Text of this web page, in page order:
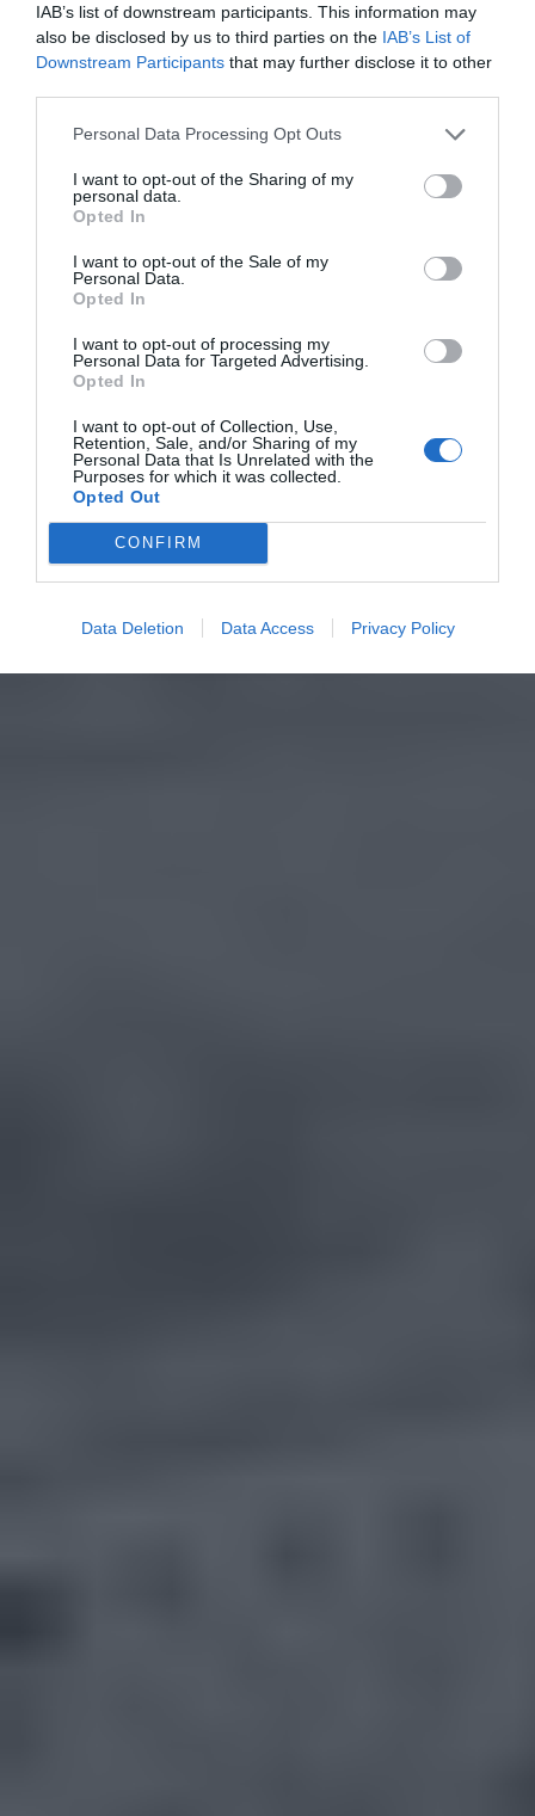
IAB’s list of downstream participants. This information may
also be disclosed by us to third parties on the IAB’s List of
Downstream Participants that may further disclose it to other
Personal Data Processing Opt Outs
I want to opt-out of the Sharing of my
personal data.
Opted In
I want to opt-out of the Sale of my
Personal Data.
Opted In
I want to opt-out of processing my
Personal Data for Targeted Advertising.
Opted In
I want to opt-out of Collection, Use,
Retention, Sale, and/or Sharing of my
Personal Data that Is Unrelated with the
Purposes for which it was collected.
Opted Out
CONFIRM
Data Deletion Data Access Privacy Policy